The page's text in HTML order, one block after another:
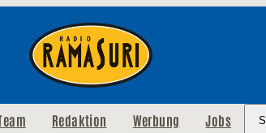
Redaktion Werbung Jobs